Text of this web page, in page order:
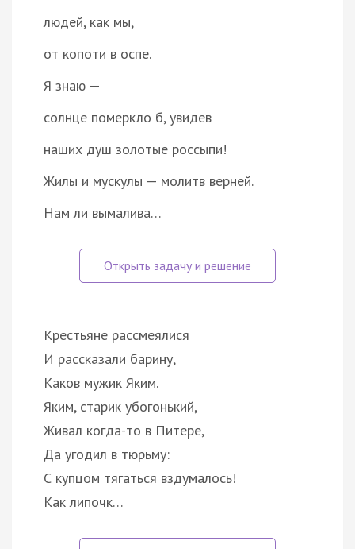
людей, как мы,
от копоти в оспе.
Я знаю —
солнце померкло б, увидев
наших душ золотые россыпи!
Жилы и мускулы — молитв верней.
Нам ли вымалива…
Крестьяне рассмеялися
И рассказали барину,
Каков мужик Яким.
Яким, старик убогонький,
Живал когда-то в Питере,
Да угодил в тюрьму:
С купцом тягаться вздумалось!
Как липочк…